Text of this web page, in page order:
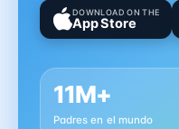
DOWNLOAD ON THE
App Store
11M+
Padres en el mundo